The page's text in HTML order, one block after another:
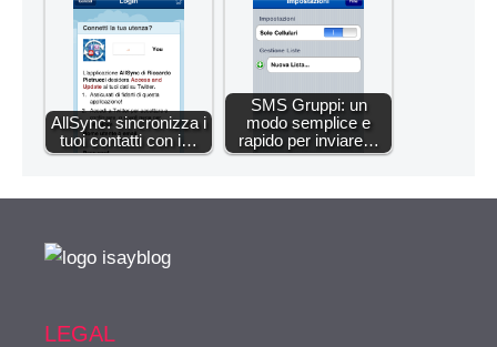
AllSync: sincronizza i
tuoi contatti con i…
SMS Gruppi: un
modo semplice e
rapido per inviare…
LEGAL